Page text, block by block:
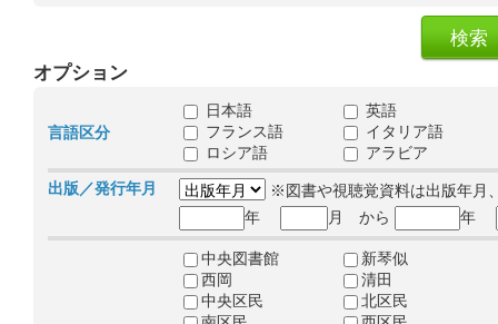
オプション
言語区分
日本語
英語
フランス語
イタリア語
ロシア語
アラビア
出版／発行年月
※図書や視聴覚資料は出版年月
年
月 から 年
中央図書館
新琴似
西岡
清田
中央区民
北区民